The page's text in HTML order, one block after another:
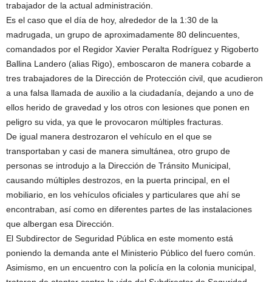
trabajador de la actual administración.
Es el caso que el día de hoy, alrededor de la 1:30 de la
madrugada, un grupo de aproximadamente 80 delincuentes,
comandados por el Regidor Xavier Peralta Rodríguez y Rigoberto
Ballina Landero (alias Rigo), emboscaron de manera cobarde a
tres trabajadores de la Dirección de Protección civil, que acudieron
a una falsa llamada de auxilio a la ciudadanía, dejando a uno de
ellos herido de gravedad y los otros con lesiones que ponen en
peligro su vida, ya que le provocaron múltiples fracturas.
De igual manera destrozaron el vehículo en el que se
transportaban y casi de manera simultánea, otro grupo de
personas se introdujo a la Dirección de Tránsito Municipal,
causando múltiples destrozos, en la puerta principal, en el
mobiliario, en los vehículos oficiales y particulares que ahí se
encontraban, así como en diferentes partes de las instalaciones
que albergan esa Dirección.
El Subdirector de Seguridad Pública en este momento está
poniendo la demanda ante el Ministerio Público del fuero común.
Asimismo, en un encuentro con la policía en la colonia municipal,